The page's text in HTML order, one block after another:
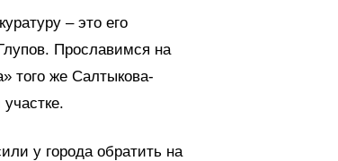
– это его
Прославимся на
того же Салтыкова-
у города обратить на